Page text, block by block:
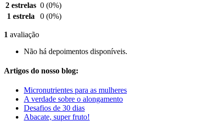
2 estrelas 0 (0%)
1 estrela
0 (0%)
1 avaliação
Não há depoimentos disponíveis.
Artigos do nosso blog:
Micronutrientes para as mulheres
A verdade sobre o alongamento
Desafios de 30 dias
Abacate, super fruto!